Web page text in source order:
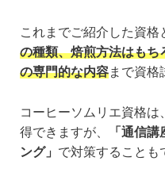
これまでご紹介した資格
の種類、焙煎方法はもち
の専門的な内容まで資格
コーヒーソムリエ資格は
得できますが、
「通信
ング」 で対策することも